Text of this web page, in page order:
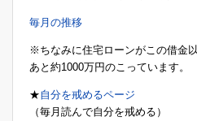
毎月の推移
※ちなみに住宅ローンがこの借金以
あと約1000万円のこっています。
★自分を戒めるページ
（毎月読んで自分を戒める）